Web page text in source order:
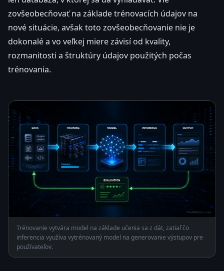
zovšeobecňovať na základe trénovacích údajov na
nové situácie, avšak toto zovšeobecňovanie nie je
dokonalé a vo veľkej miere závisí od kvality,
rozmanitosti a štruktúry údajov použitých počas
trénovania.
Trénovanie vytvára model na základe učenia sa z dát, zatiaľ čo
inferencia využíva vytrénovaný model na generovanie výstupov pre
používateľov.